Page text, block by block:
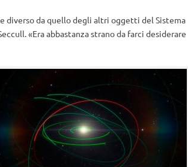
diverso da quello degli altri oggetti del Sistema
«Era abbastanza strano da farci desiderare